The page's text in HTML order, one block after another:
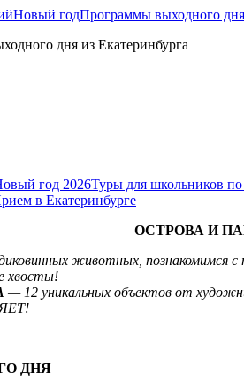
Новый годПрограммы выходного дня
дня из Екатеринбурга
год 2026Туры для школьников по
в Екатеринбурге
ОСТРОВА И
животных, познакомимся
хвосты!
— 12 уникальных объектов от
ДНЯ